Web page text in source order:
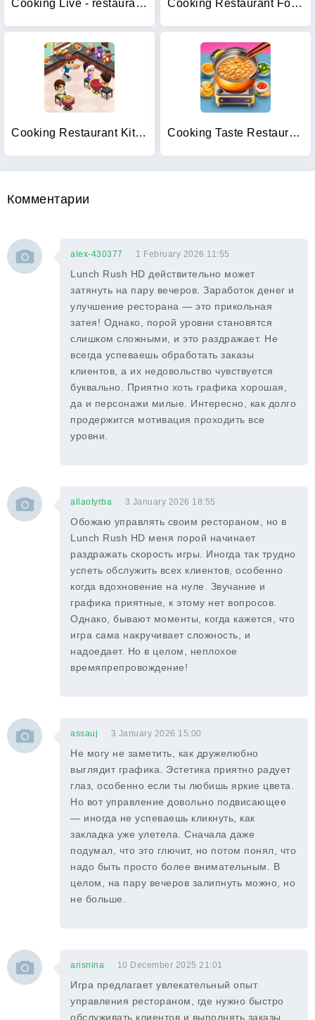
Cooking Live - restaurant game Cooking Restaurant Food Games
Cooking Restaurant Kitchen Cooking Taste Restaurant Games
Комментарии
alex-430377 1 February 2026 11:55
Lunch Rush HD действительно может
затянуть на пару вечеров. Заработок денег и
улучшение ресторана — это прикольная
затея! Однако, порой уровни становятся
слишком сложными, и это раздражает. Не
всегда успеваешь обработать заказы
клиентов, а их недовольство чувствуется
буквально. Приятно хоть графика хорошая,
да и персонажи милые. Интересно, как долго
продержится мотивация проходить все
уровни.
allaotyrba 3 January 2026 18:55
Обожаю управлять своим рестораном, но в
Lunch Rush HD меня порой начинает
раздражать скорость игры. Иногда так трудно
успеть обслужить всех клиентов, особенно
когда вдохновение на нуле. Звучание и
графика приятные, к этому нет вопросов.
Однако, бывают моменты, когда кажется, что
игра сама накручивает сложность, и
надоедает. Но в целом, неплохое
времяпрепровождение!
assauj 3 January 2026 15:00
Не могу не заметить, как дружелюбно
выглядит графика. Эстетика приятно радует
глаз, особенно если ты любишь яркие цвета.
Но вот управление довольно подвисающее
— иногда не успеваешь кликнуть, как
закладка уже улетела. Сначала даже
подумал, что это глючит, но потом понял, что
надо быть просто более внимательным. В
целом, на пару вечеров залипнуть можно, но
не больше.
arisnina 10 December 2025 21:01
Игра предлагает увлекательный опыт
управления рестораном, где нужно быстро
обслуживать клиентов и выполнять заказы.